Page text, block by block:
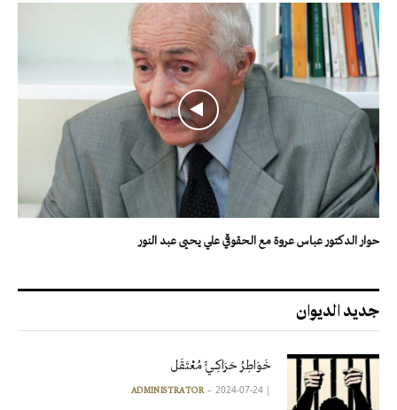
حوار الدكتور عباس عروة مع الحقوقي علي يحيى عبد النور
جديد الديوان
خَوَاطِرُ حَرَاكِـيٍّ مُعْتَقَل
|
ADMINISTRATOR 2024-07-24